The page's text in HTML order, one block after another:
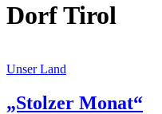
Dorf Tirol
Unser Land
„Stolzer Monat“